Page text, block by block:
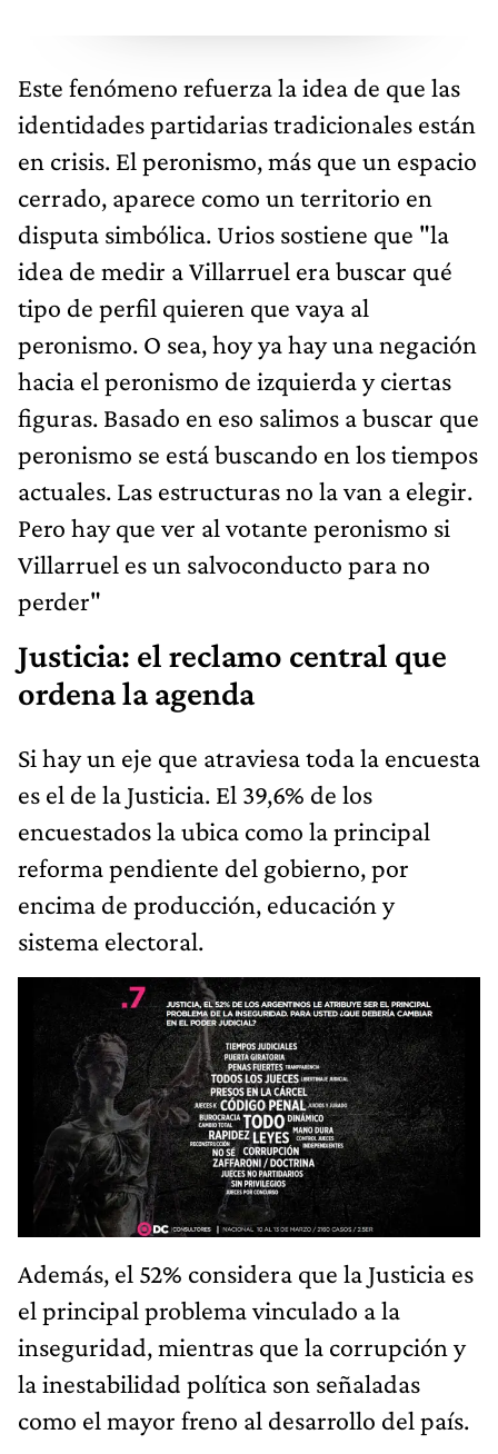
Este fenómeno refuerza la idea de que las
identidades partidarias tradicionales están
en crisis. El peronismo, más que un espacio
cerrado, aparece como un territorio en
disputa simbólica. Urios sostiene que "la
idea de medir a Villarruel era buscar qué
tipo de perfil quieren que vaya al
peronismo. O sea, hoy ya hay una negación
hacia el peronismo de izquierda y ciertas
figuras. Basado en eso salimos a buscar que
peronismo se está buscando en los tiempos
actuales. Las estructuras no la van a elegir.
Pero hay que ver al votante peronismo si
Villarruel es un salvoconducto para no
perder"
Justicia: el reclamo central que
ordena la agenda
Si hay un eje que atraviesa toda la encuesta
es el de la Justicia. El 39,6% de los
encuestados la ubica como la principal
reforma pendiente del gobierno, por
encima de producción, educación y
sistema electoral.
Además, el 52% considera que la Justicia es
el principal problema vinculado a la
inseguridad, mientras que la corrupción y
la inestabilidad política son señaladas
como el mayor freno al desarrollo del país.